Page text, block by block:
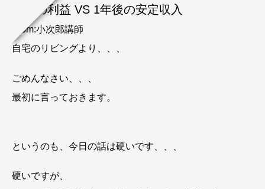
目先の利益 VS 1年後の安定収入
From:小次郎講師
自宅のリビングより、、、
ごめんなさい、、、
最初に言っておきます。
というのも、今日の話は硬いです、、、
硬いですが、